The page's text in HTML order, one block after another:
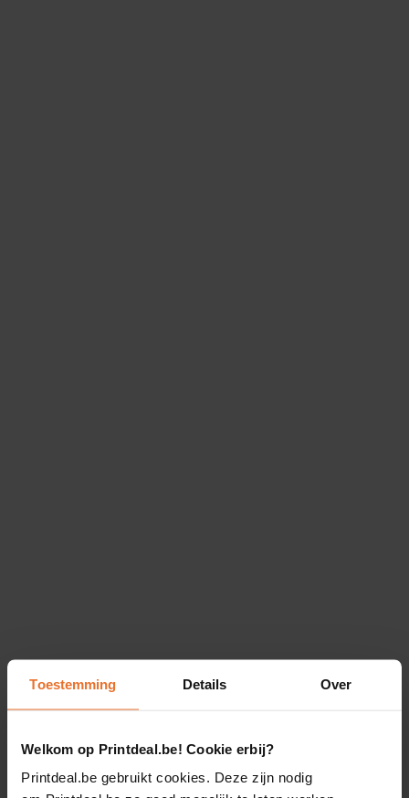
Toestemming Details Over
Welkom op Printdeal.be! Cookie erbij?
Printdeal.be gebruikt cookies. Deze zijn nodig